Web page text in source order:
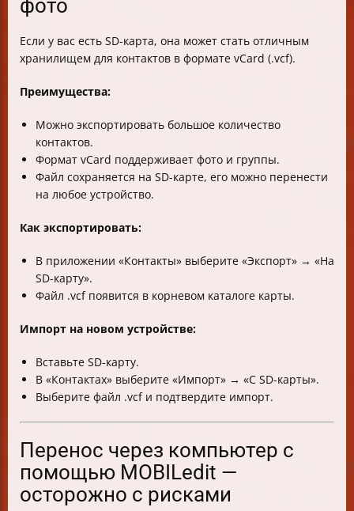
фото
Если у вас есть SD-карта, она может стать отличным
хранилищем для контактов в формате vCard (.vcf).
Преимущества:
Можно экспортировать большое количество
контактов.
Формат vCard поддерживает фото и группы.
Файл сохраняется на SD-карте, его можно перенести
на любое устройство.
Как экспортировать:
В приложении «Контакты» выберите «Экспорт» → «На
SD-карту».
Файл .vcf появится в корневом каталоге карты.
Импорт на новом устройстве:
Вставьте SD-карту.
В «Контактах» выберите «Импорт» → «С SD-карты».
Выберите файл .vcf и подтвердите импорт.
Перенос через компьютер с
помощью MOBILedit —
осторожно с рисками